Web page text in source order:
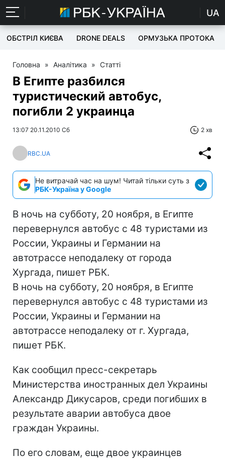
UA
ОБСТРІЛ КИЄВА DRONE DEALS ОРМУЗЬКА ПРОТОКА
Головна » Аналітика » Статті
В Египте разбился
туристический автобус,
погибли 2 украинца
13:07 20.11.2010 Сб 2 хв
RBC.UA
Не витрачай час на шум! Читай тільки суть з
РБК-Україна у Google
В ночь на субботу, 20 ноября, в Египте
перевернулся автобус с 48 туристами из
России, Украины и Германии на
автотрассе неподалеку от города
Хургада, пишет РБК.
В ночь на субботу, 20 ноября, в Египте
перевернулся автобус с 48 туристами из
России, Украины и Германии на
автотрассе неподалеку от г. Хургада,
пишет РБК.
Как сообщил пресс-секретарь
Министерства иностранных дел Украины
Александр Дикусаров, среди погибших в
результате аварии автобуса двое
граждан Украины.
По его словам, еще двое украинцев